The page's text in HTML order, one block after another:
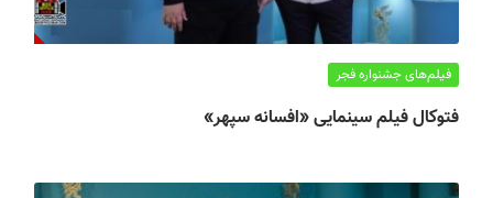
فیلم‌های جشنواره فجر
فتوکال فیلم سینمایی «افسانه سپهر»